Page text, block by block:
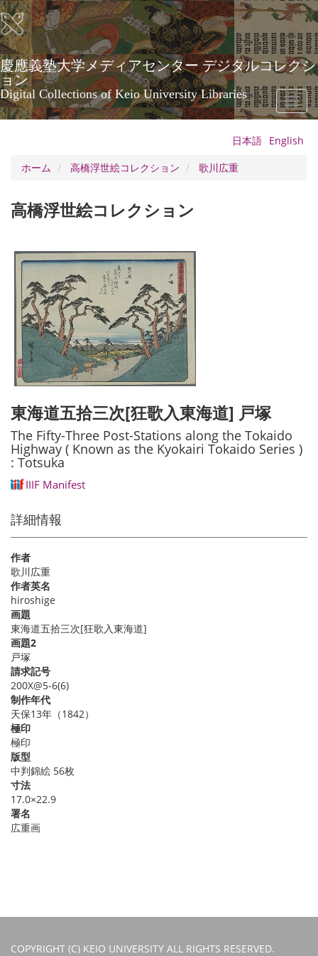
メ
イ
ン
コ
ン
テ
ン
ツ
に
慶應義塾大学メディアセンター デジタルコレクシ
ョン
Digital Collections of Keio University Libraries
Toggle
日本語 English
ホーム
高橋浮世絵コレクション 歌川広重
高橋浮世絵コレクション
東海道五拾三次[狂歌入東海道] 戸塚
The Fifty-Three Post-Stations along the Tokaido
Highway ( Known as the Kyokairi Tokaido Series )
: Totsuka
IIIF Manifest
詳細情報
作者
歌川広重
作者英名
hiroshige
画題
東海道五拾三次[狂歌入東海道]
画題2
戸塚
請求記号
200X@5-6(6)
制作年代
天保13年（1842）
極印
極印
版型
中判錦絵 56枚
寸法
17.0×22.9
署名
広重画
COPYRIGHT (C) KEIO UNIVERSITY ALL RIGHTS RESERVED.